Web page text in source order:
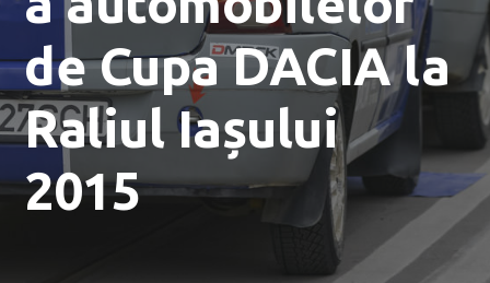
de Cupa DACIA la
Raliul Iașului
2015